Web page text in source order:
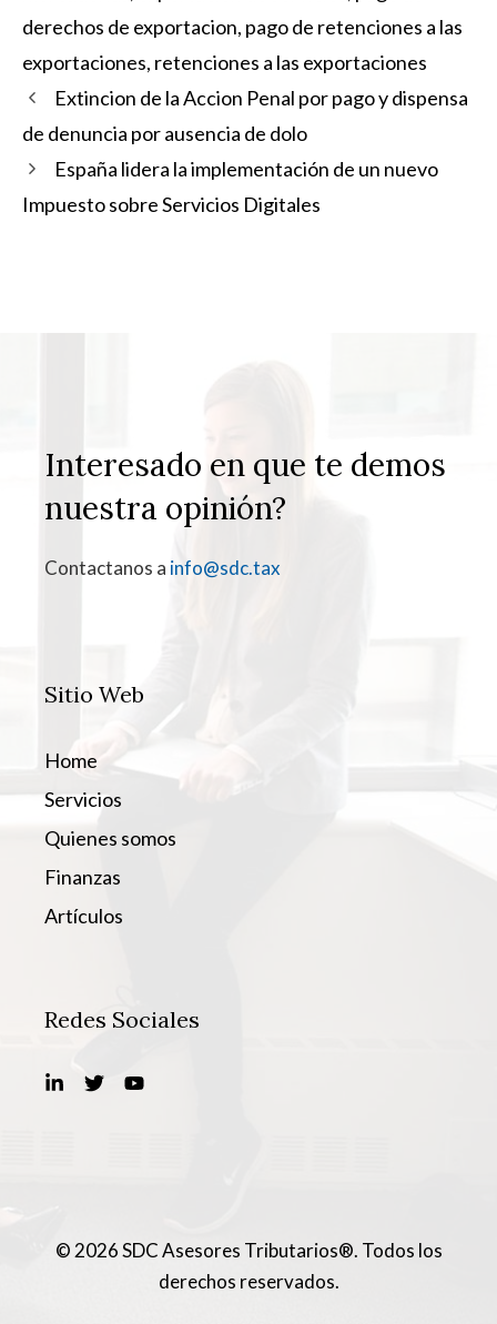
derechos de exportacion, pago de retenciones a las
exportaciones, retenciones a las exportaciones
Extincion de la Accion Penal por pago y dispensa
de denuncia por ausencia de dolo
España lidera la implementación de un nuevo
Impuesto sobre Servicios Digitales
Interesado en que te demos
nuestra opinión?
Contactanos a info@sdc.tax
Sitio Web
Home
Servicios
Quienes somos
Finanzas
Artículos
Redes Sociales
© 2026 SDC Asesores Tributarios®. Todos los
derechos reservados.